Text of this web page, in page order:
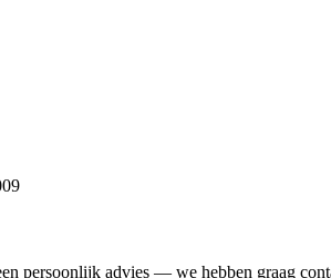
persoonlijk advies — we hebben graag